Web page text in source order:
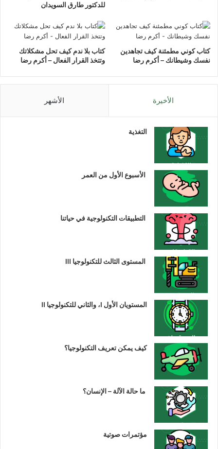
للدكتور طارق السويدان
كتاب كوني مطمئنة كيف تجاهدين
نفسك وشيطانك – أكرم رضا
كتاب بلا ندم كيف تحل مشكلاتك
وتتخذ القرار الفعال – أكرم رضا
الأخيرة الأشهر
التغذية
الأسبوع الأول من العمر
التطبيقات التكنولوجية في حياتنا
المستوى الثالث للتكنولوجيا III
المستويان الأول I، والثاني للتكنولوجيا II
كيف يمكن تعريف التكنولوجيا؟
ما حالة الآلة – الإنسان؟
مؤتمرات صوتية